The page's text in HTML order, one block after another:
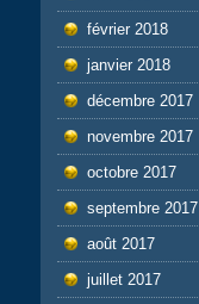
février 2018
janvier 2018
décembre 2017
novembre 2017
octobre 2017
septembre 2017
août 2017
juillet 2017